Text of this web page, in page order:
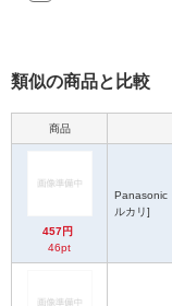
類似の商品と比較
商品
457円
46pt
Panasonic
ルカリ]